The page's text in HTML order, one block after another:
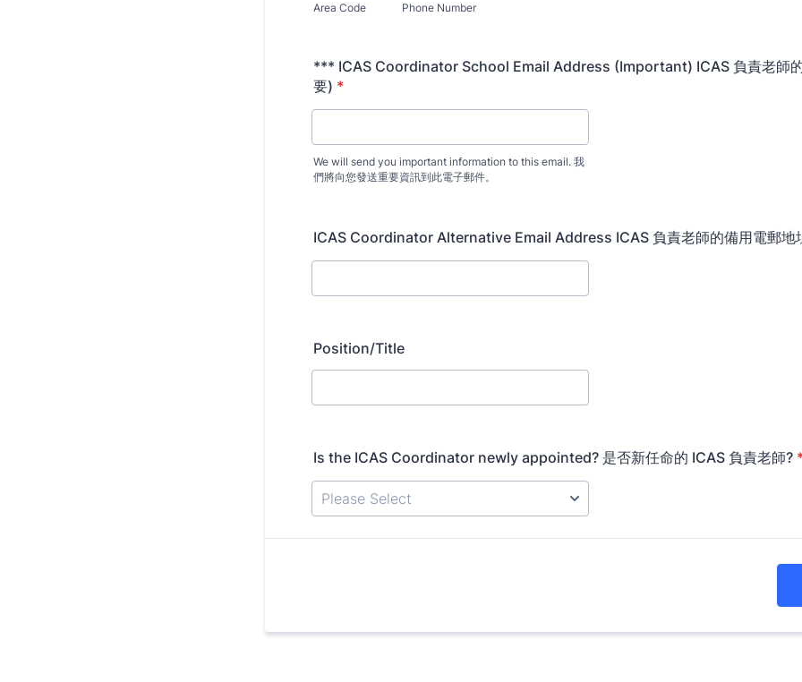
Area Code Phone Number
*** ICAS Coordinator School Email Address (Important) ICAS 負責老師
要) *
We will send you important information to this email. 我
們將向您發送重要資訊到此電子郵件。
ICAS Coordinator Alternative Email Address ICAS 負責老師的備用電郵
Position/Title
Is the ICAS Coordinator newly appointed? 是否新任命的 ICAS 負責老師?